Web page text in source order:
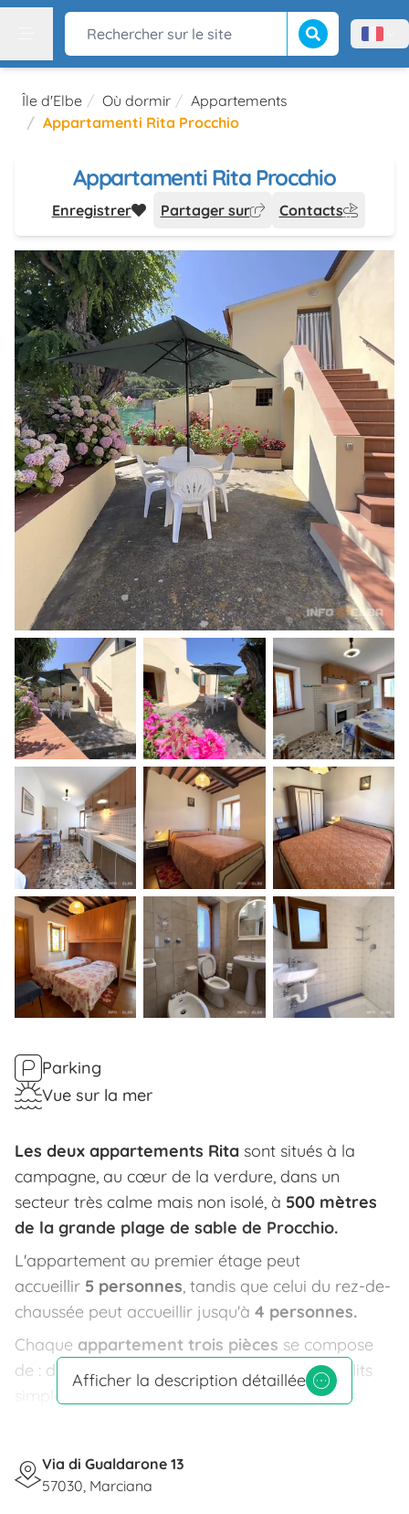
Rechercher sur le site Lancer la Menù
Île d'Elbe Où dormir
Appartements
Appartamenti Rita Procchio
Appartamenti Rita Procchio
Enregistrer Partager sur Contacts
Parking
Vue sur la mer
Les deux appartements Rita sont situés à la
campagne, au cœur de la verdure, dans un
secteur très calme mais non isolé, à 500 mètres
de la grande plage de sable de Procchio.
L'appartement au premier étage peut
accueillir 5 personnes, tandis que celui du rez-de-
chaussée peut accueillir jusqu'à 4 personnes.
Chaque appartement trois pièces se compose
de : deux chambres (1 double et 1 avec deux lits
simples), salle de bains, cuisine, moustiquaires
Chaque appartement dispose d'une
Afficher la description détaillée
Via di Gualdarone 13
57030, Marciana